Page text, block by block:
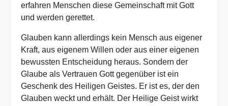
erfahren Menschen diese Gemeinschaft mit Gott
und werden gerettet.
Glauben kann allerdings kein Mensch aus eigener
Kraft, aus eigenem Willen oder aus einer eigenen
bewussten Entscheidung heraus. Sondern der
Glaube als Vertrauen Gott gegenüber ist ein
Geschenk des Heiligen Geistes. Er ist es, der den
Glauben weckt und erhält. Der Heilige Geist wirkt